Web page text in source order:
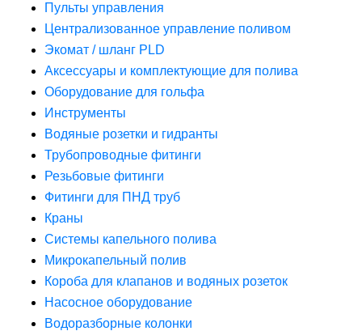
Пульты управления
Централизованное управление поливом
Экомат / шланг PLD
Аксессуары и комплектующие для полива
Оборудование для гольфа
Инструменты
Водяные розетки и гидранты
Трубопроводные фитинги
Резьбовые фитинги
Фитинги для ПНД труб
Краны
Системы капельного полива
Микрокапельный полив
Короба для клапанов и водяных розеток
Насосное оборудование
Водоразборные колонки